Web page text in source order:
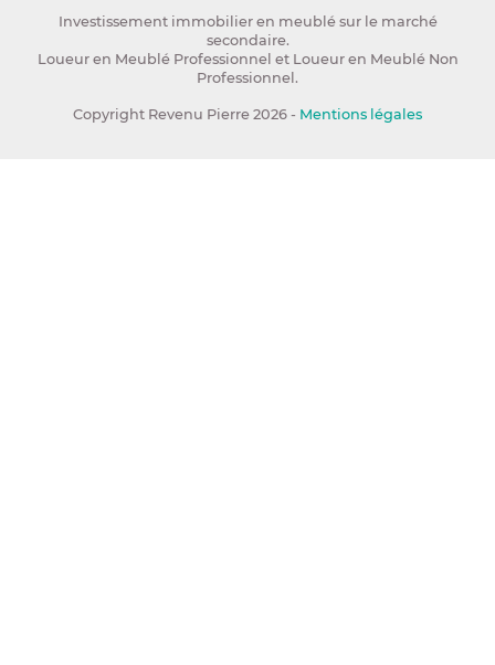
Investissement immobilier en meublé sur le marché
secondaire.
Loueur en Meublé Professionnel et Loueur en Meublé Non
Professionnel.
Copyright Revenu Pierre 2026 - Mentions légales